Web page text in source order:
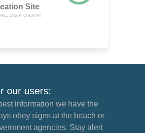
Site
SASKATCHEWAN
our users:
information we have the
obey signs at the beach or
agencies. Stay alert